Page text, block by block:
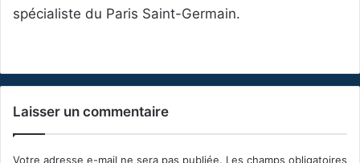
spécialiste du Paris Saint-Germain.
Laisser un commentaire
Votre adresse e-mail ne sera pas publiée. Les champs obligatoires